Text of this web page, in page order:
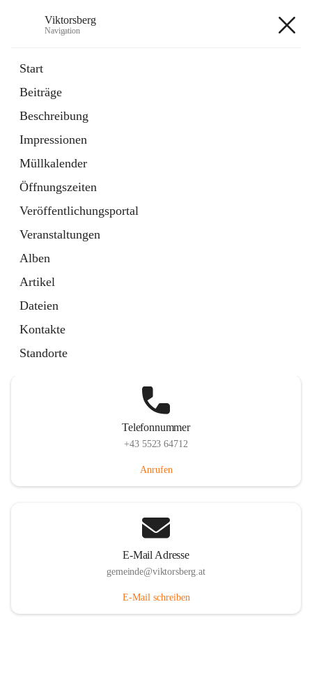
Viktorsberg
Navigation
Start
Beiträge
Beschreibung
Impressionen
Müllkalender
Öffnungszeiten
Veröffentlichungsportal
Veranstaltungen
Alben
Artikel
Dateien
Kontakte
Standorte
1 Schnellzugriff
Bürgerservice
10 Schnellzugriffe
Telefonnummer
+43 5523 64712
Anrufen
E-Mail Adresse
gemeinde@viktorsberg.at
E-Mail schreiben